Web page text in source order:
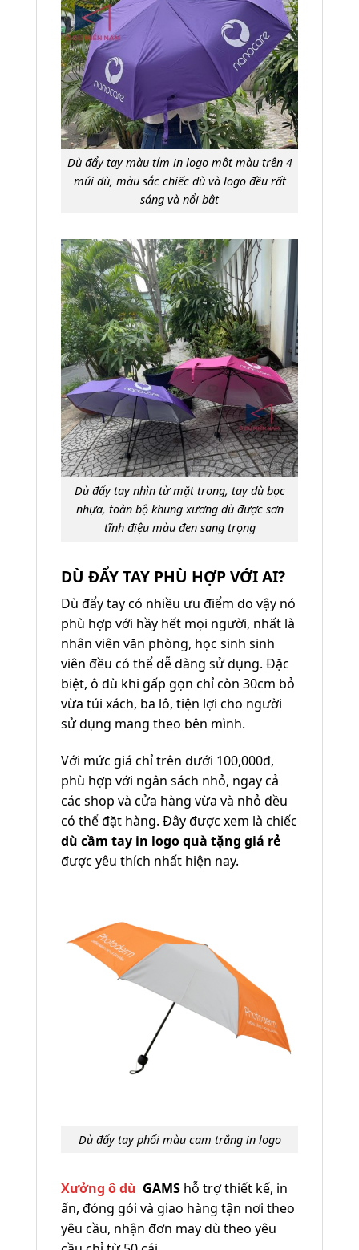
Dù đẩy tay màu tím in logo một màu trên 4
múi dù, màu sắc chiếc dù và logo đều rất
sáng và nổi bật
Dù đẩy tay nhìn từ mặt trong, tay dù bọc
nhựa, toàn bộ khung xương dù được sơn
tĩnh điệu màu đen sang trọng
DÙ ĐẨY TAY PHÙ HỢP VỚI AI?
Dù đẩy tay có nhiều ưu điểm do vậy nó
phù hợp với hầy hết mọi người, nhất là
nhân viên văn phòng, học sinh sinh
viên đều có thể dễ dàng sử dụng. Đặc
biệt, ô dù khi gấp gọn chỉ còn 30cm bỏ
vừa túi xách, ba lô, tiện lợi cho người
sử dụng mang theo bên mình.
Với mức giá chỉ trên dưới 100,000đ,
phù hợp với ngân sách nhỏ, ngay cả
các shop và cửa hàng vừa và nhỏ đều
có thể đặt hàng. Đây được xem là chiếc
dù cầm tay in logo quà tặng giá rẻ
được yêu thích nhất hiện nay.
Dù đẩy tay phối màu cam trắng in logo
Xưởng ô dù GAMS hỗ trợ thiết kế, in
ấn, đóng gói và giao hàng tận nơi theo
yêu cầu, nhận đơn may dù theo yêu